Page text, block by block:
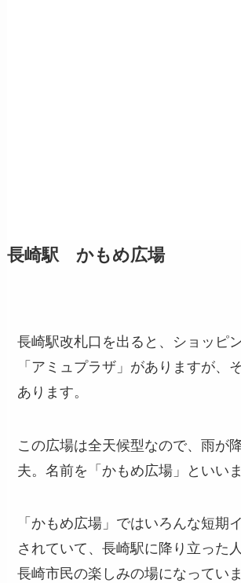
長崎駅 かもめ広場
長崎駅改札口を出ると、ショッピ
「アミュプラザ」がありますが、
あります。
この広場は全天候型なので、雨が
夫。名前を「かもめ広場」といいま
「かもめ広場」ではいろんな短期
されていて、長崎駅に降り立った
長崎市民の楽しみの場になっていま